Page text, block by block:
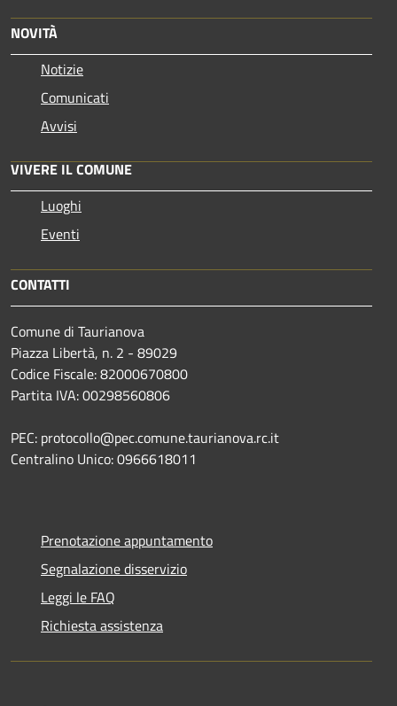
NOVITÀ
Notizie
Comunicati
Avvisi
VIVERE IL COMUNE
Luoghi
Eventi
CONTATTI
Comune di Taurianova
Piazza Libertà, n. 2 - 89029
Codice Fiscale: 82000670800
Partita IVA: 00298560806
PEC: protocollo@pec.comune.taurianova.rc.it
Centralino Unico: 0966618011
Prenotazione appuntamento
Segnalazione disservizio
Leggi le FAQ
Richiesta assistenza